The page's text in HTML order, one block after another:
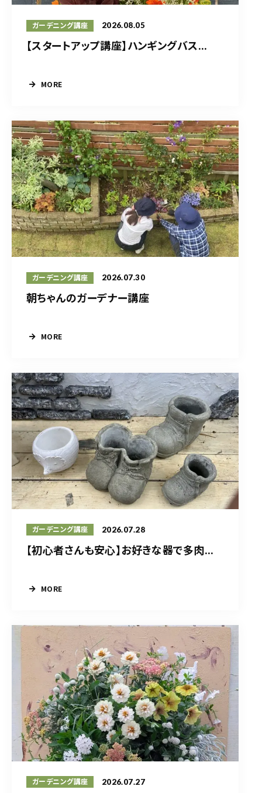
ガーデニング講座 2026.08.05
【スタートアップ講座】ハンギングバス...
MORE
ガーデニング講座 2026.07.30
朝ちゃんのガーデナー講座
MORE
ガーデニング講座 2026.07.28
【初心者さんも安心】お好きな器で多肉...
MORE
ガーデニング講座 2026.07.27